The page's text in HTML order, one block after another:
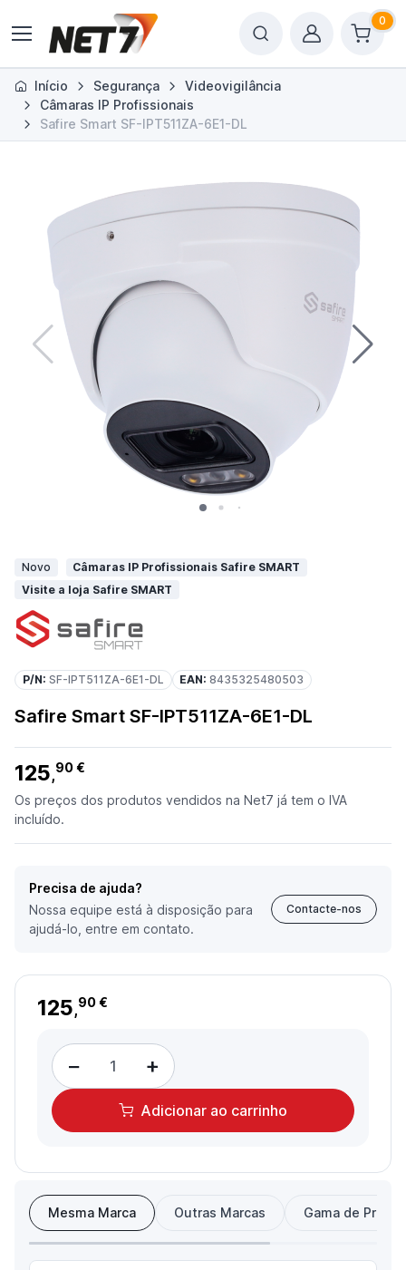
0
Início Segurança
Videovigilância
Câmaras IP Profissionais
Safire Smart SF-IPT511ZA-6E1-DL
Novo
Câmaras IP Profissionais Safire SMART
Visite a loja Safire SMART
P/N: SF-IPT511ZA-6E1-DL EAN: 8435325480503
Safire Smart SF-IPT511ZA-6E1-DL
125,90 €
Os preços dos produtos vendidos na Net7 já tem o IVA
incluído.
Precisa de ajuda?
Nossa equipe está à disposição para
ajudá-lo, entre em contato.
Contacte-nos
125,90 €
− +
Adicionar ao carrinho
Mesma Marca Outras Marcas Gama de Preço